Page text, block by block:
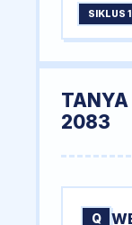
SIKLUS
2083
Q